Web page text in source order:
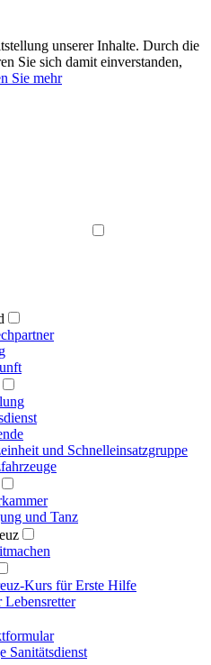
unserer Inhalte. Durch die
Sie sich damit einverstanden,
Sie mehr
und Schnelleinsatzgruppe
und Tanz
Kurs für Erste Hilfe
Sanitätsdienst